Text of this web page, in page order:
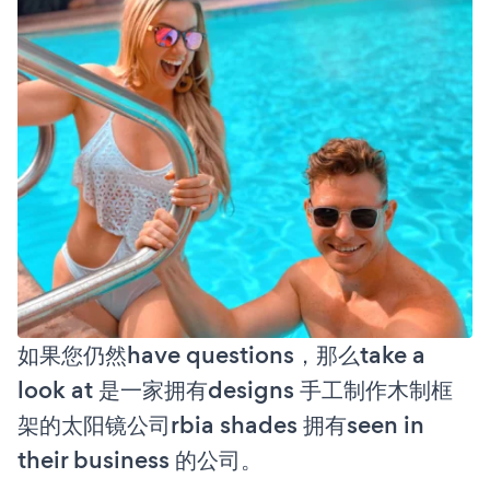
如果您仍然have questions，那么take a
look at 是一家拥有designs 手工制作木制框
架的太阳镜公司rbia shades 拥有seen in
their business 的公司。